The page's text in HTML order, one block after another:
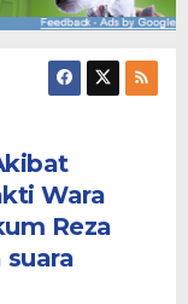
Wara
Reza
suara